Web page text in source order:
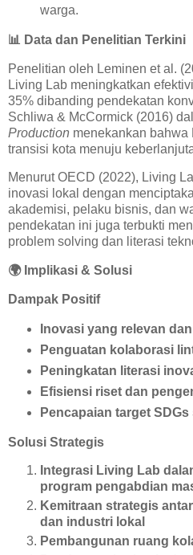
warga.
📊 Data dan Penelitian Terkini
Penelitian oleh Leminen et al.
Living Lab meningkatkan
35% dibanding pendekatan
Schliwa & McCormick (2016)
Production menekankan bahwa
transisi kota menuju
Menurut OECD (2022), Living
inovasi lokal dengan
akademisi, pelaku bisnis, dan
pendekatan ini juga terbukti
problem solving dan literasi
🌍Implikasi & Solusi
Dampak Positif
Inovasi yang relevan
Penguatan kolaborasi
Peningkatan literasi
Efisiensi riset dan
Pencapaian target SDGs
Solusi Strategis
Integrasi Living Lab
program pengabdian
Kemitraan strategis
dan industri lokal
Pembangunan ruang